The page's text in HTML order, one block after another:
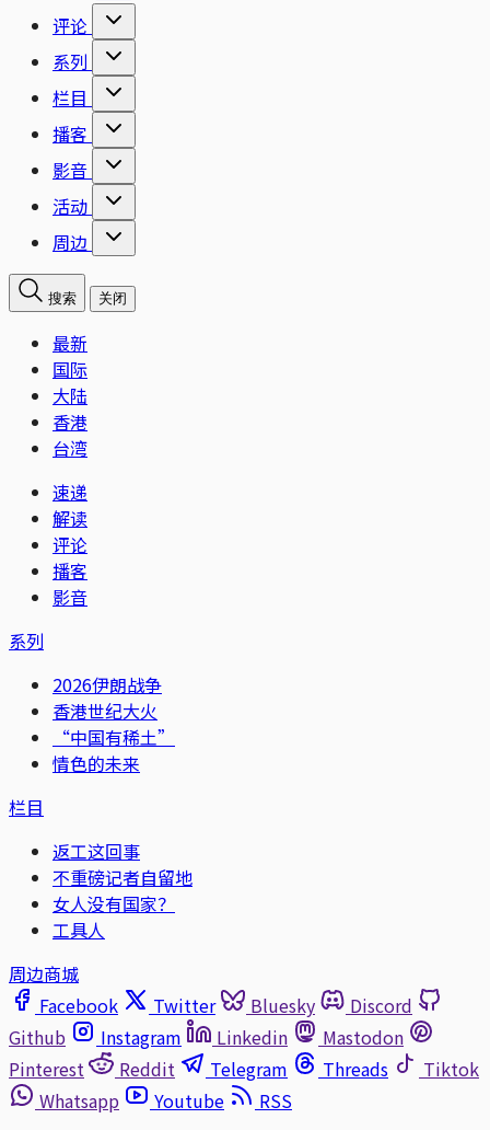
评论
系列
栏目
播客
影音
活动
周边
搜索 关闭
最新
国际
大陆
香港
台湾
速递
解读
评论
播客
影音
系列
2026伊朗战争
香港世纪大火
“中国有稀土”
情色的未来
栏目
返工这回事
不重磅记者自留地
女人没有国家？
工具人
周边商城
Facebook
Twitter Bluesky
Discord
Github
Instagram Linkedin
Mastodon
Pinterest
Reddit Telegram Threads
Tiktok
Whatsapp
Youtube
RSS